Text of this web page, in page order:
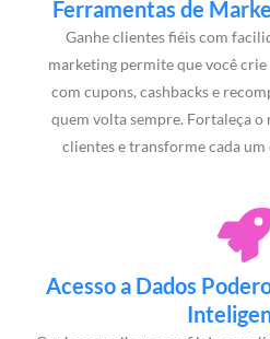
Ferramentas de
Ganhe clientes fiéis com
marketing permite que você
com cupons, cashbacks e
quem volta sempre. Fortaleça
clientes e transforme cada
Acesso a Dados